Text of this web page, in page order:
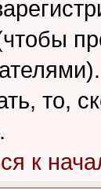
то,
к